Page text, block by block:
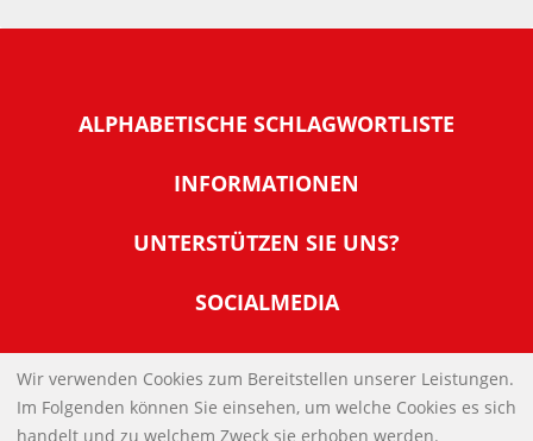
ALPHABETISCHE SCHLAGWORTLISTE
INFORMATIONEN
Warum NachDenkSeiten
Tipps zur Nutzung der NachDenkSeiten
Banner und E-Mail-Signaturen
Links
Kontakt
UNTERSTÜTZEN SIE UNS?
Werden Sie Fördermitglied
Spenden Sie Online
SOCIALMEDIA
IMPRESSUM
DATENSCHUTZERKLÄRUNG
Wir verwenden Cookies zum Bereitstellen unserer Leistungen.
Im Folgenden können Sie einsehen, um welche Cookies es sich
handelt und zu welchem Zweck sie erhoben werden.